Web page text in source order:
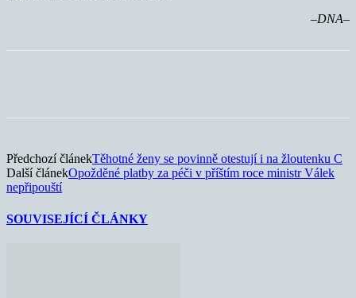
–DNA–
Předchozí článekTěhotné ženy se povinně otestují i na žloutenku C
Další článekOpožděné platby za péči v příštím roce ministr Válek
nepřipouští
SOUVISEJÍCÍ ČLÁNKY